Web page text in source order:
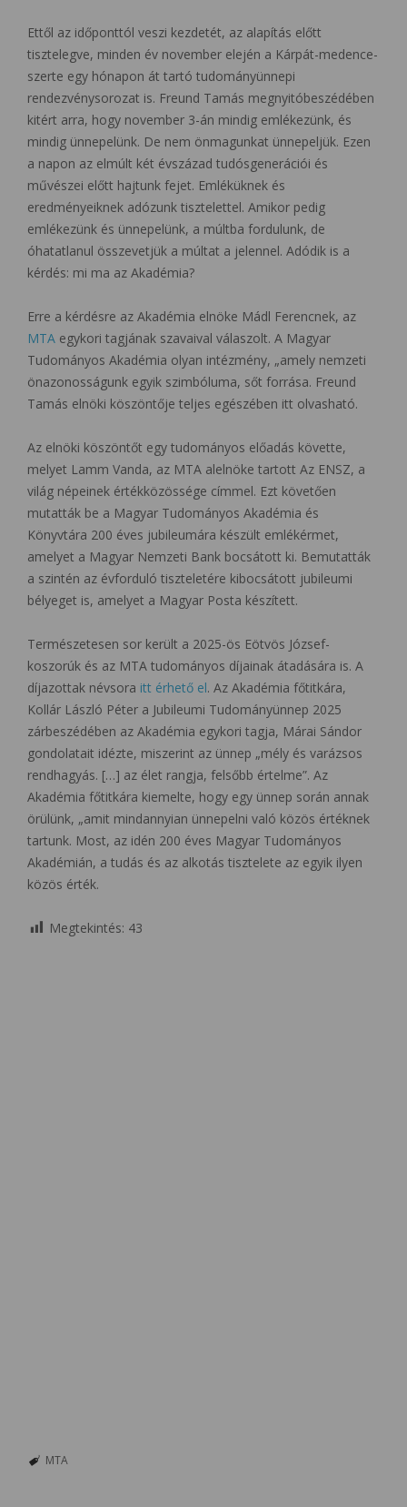
Ettől az időponttól veszi kezdetét, az alapítás előtt
tisztelegve, minden év november elején a Kárpát-medence-
szerte egy hónapon át tartó tudományünnepi
rendezvénysorozat is. Freund Tamás megnyitóbeszédében
kitért arra, hogy november 3-án mindig emlékezünk, és
mindig ünnepelünk. De nem önmagunkat ünnepeljük. Ezen
a napon az elmúlt két évszázad tudósgenerációi és
művészei előtt hajtunk fejet. Emléküknek és
eredményeiknek adózunk tisztelettel. Amikor pedig
emlékezünk és ünnepelünk, a múltba fordulunk, de
óhatatlanul összevetjük a múltat a jelennel. Adódik is a
kérdés: mi ma az Akadémia?
Erre a kérdésre az Akadémia elnöke Mádl Ferencnek, az
MTA egykori tagjának szavaival válaszolt. A Magyar
Tudományos Akadémia olyan intézmény, „amely nemzeti
önazonosságunk egyik szimbóluma, sőt forrása. Freund
Tamás elnöki köszöntője teljes egészében itt olvasható.
Az elnöki köszöntőt egy tudományos előadás követte,
melyet Lamm Vanda, az MTA alelnöke tartott Az ENSZ, a
világ népeinek értékközössége címmel. Ezt követően
mutatták be a Magyar Tudományos Akadémia és
Könyvtára 200 éves jubileumára készült emlékérmet,
amelyet a Magyar Nemzeti Bank bocsátott ki. Bemutatták
a szintén az évforduló tiszteletére kibocsátott jubileumi
bélyeget is, amelyet a Magyar Posta készített.
Természetesen sor került a 2025-ös Eötvös József-
koszorúk és az MTA tudományos díjainak átadására is. A
díjazottak névsora itt érhető el. Az Akadémia főtitkára,
Kollár László Péter a Jubileumi Tudományünnep 2025
zárbeszédében az Akadémia egykori tagja, Márai Sándor
gondolatait idézte, miszerint az ünnep „mély és varázsos
rendhagyás. […] az élet rangja, felsőbb értelme”. Az
Akadémia főtitkára kiemelte, hogy egy ünnep során annak
örülünk, „amit mindannyian ünnepelni való közös értéknek
tartunk. Most, az idén 200 éves Magyar Tudományos
Akadémián, a tudás és az alkotás tisztelete az egyik ilyen
közös érték.
Megtekintés: 43
MTA